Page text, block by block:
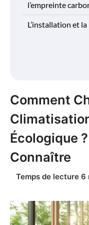
Comment
Écologique
Connaître
l’empreinte
L’installation et